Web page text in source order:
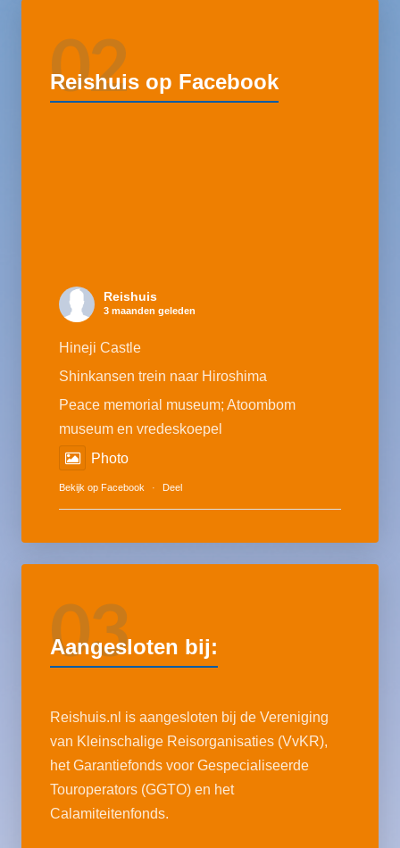
02
Reishuis op Facebook
Reishuis
3 maanden geleden
Hineji Castle
Shinkansen trein naar Hiroshima
Peace memorial museum; Atoombom
museum en vredeskoepel
Photo
Bekijk op Facebook · Deel
03
Aangesloten bij:
Reishuis.nl is aangesloten bij de Vereniging
van Kleinschalige Reisorganisaties (VvKR),
het Garantiefonds voor Gespecialiseerde
Touroperators (GGTO) en het
Calamiteitenfonds.